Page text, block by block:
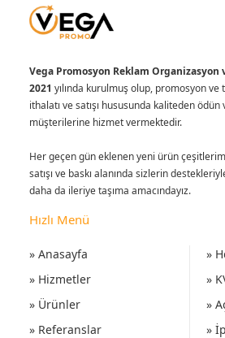
Vega Promosyon Reklam Organizasyon
2021 yılında kurulmuş olup, promosyon ve
ithalatı ve satışı hususunda kaliteden
müşterilerine hizmet vermektedir.
Her geçen gün eklenen yeni ürün
satışı ve baskı alanında sizlerin
daha da ileriye taşıma amacındayız.
Hızlı Menü
» Anasayfa
» Hizmetler
» Ürünler
» Referanslar
»
»
»
»